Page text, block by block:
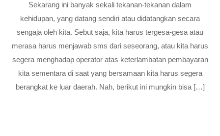
Sekarang ini banyak sekali tekanan-tekanan dalam
kehidupan, yang datang sendiri atau didatangkan secara
sengaja oleh kita. Sebut saja, kita harus tergesa-gesa atau
merasa harus menjawab sms dari seseorang, atau kita harus
segera menghadap operator atas keterlambatan pembayaran
kita sementara di saat yang bersamaan kita harus segera
berangkat ke luar daerah. Nah, berikut ini mungkin bisa […]